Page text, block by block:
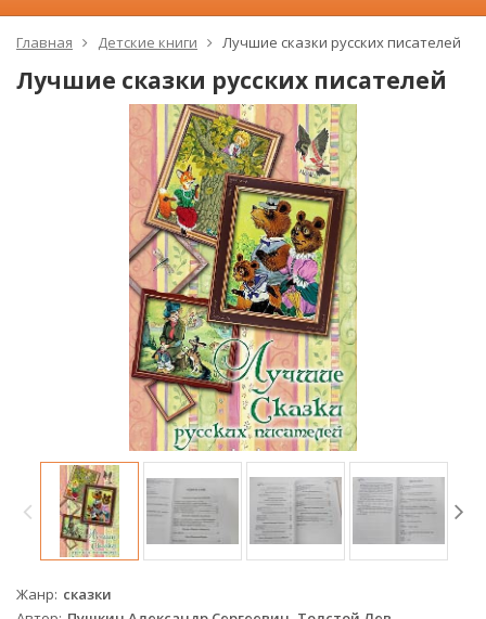
Главная Детские книги Лучшие сказки русских писателей
Лучшие сказки русских писателей
Жанр сказки